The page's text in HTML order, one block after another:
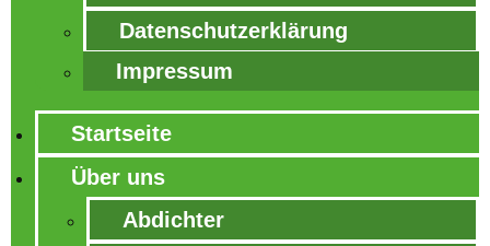
Datenschutzerklärung
Impressum
Startseite
Über uns
Abdichter